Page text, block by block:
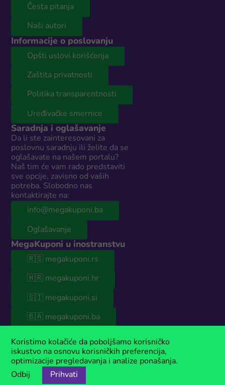
Česta pitanja
Naši autori
Informacije o poslovanju
Opšti uslovi korišćenja
Zaštita privatnosti
Politika transparentnosti
Uređivačke smernice
Saradnja i oglašavanje
Da li ste zainteresovani za
poslovnu saradnju ili želite da se
oglašavate na našem portalu?
Naš tim će vam rado predstaviti
sve opcije, zavisno od vaših
potreba. Slobodno nas
kontaktirajte na:
info@megakuponi.ba
Oglašavanje
MegaKuponi u inostranstvu
🇷🇸 megakuponi.rs
🇭🇷 megakuponi.hr
🇸🇮 megakuponi.si
🇧🇦 megakuponi.ba
Naš sajt sadrži sponzorisani sadržaj. Ako koristiš naše kupone, moguće
je da ćemo u nekim slučajevima zaraditi malu proviziju. MegaKuponi®
je registrovani zaštitni znak kompanije Anima Media.
Koristimo kolačiće da poboljšamo korisničko
iskustvo na osnovu korisničkih preferencija,
optimizacije pregledavanja i analize ponašanja.
Odbij
Prihvati